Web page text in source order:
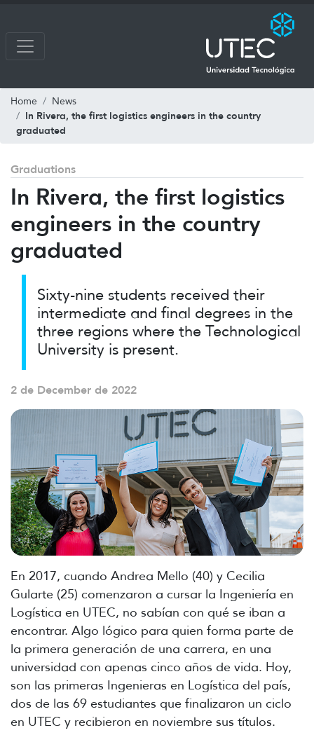
Home News
In Rivera, the first logistics engineers in the country
graduated
Graduations
In Rivera, the first logistics
engineers in the country
graduated
Sixty-nine students received their
intermediate and final degrees in the
three regions where the Technological
University is present.
2 de December de 2022
En 2017, cuando Andrea Mello (40) y Cecilia
Gularte (25) comenzaron a cursar la Ingeniería en
Logística en UTEC, no sabían con qué se iban a
encontrar. Algo lógico para quien forma parte de
la primera generación de una carrera, en una
universidad con apenas cinco años de vida. Hoy,
son las primeras Ingenieras en Logística del país,
dos de las 69 estudiantes que finalizaron un ciclo
en UTEC y recibieron en noviembre sus títulos.